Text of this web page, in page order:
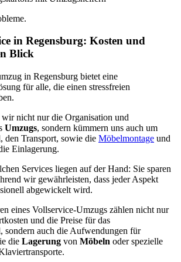
in Regensburg: Kosten und
Blick
in Regensburg bietet eine
für alle, die einen stressfreien
nicht nur die Organisation und
Umzugs, sondern kümmern uns auch um
den Transport, sowie die Möbelmontage und
Einlagerung.
Services liegen auf der Hand: Sie sparen
wir gewährleisten, dass jeder Aspekt
abgewickelt wird.
eines Vollservice-Umzugs zählen nicht nur
und die Preise für das
sondern auch die Aufwendungen für
die Lagerung von Möbeln oder spezielle